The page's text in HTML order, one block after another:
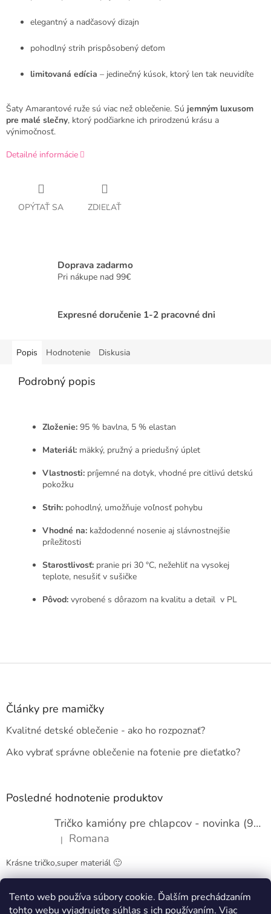
Tento web používa súbory cookie. Ďalším prechádzaním
tohto webu vyjadrujete súhlas s ich používaním. Viac
elegantný a nadčasový dizajn
pohodlný strih prispôsobený deťom
limitovaná edícia – jedinečný kúsok, ktorý len tak neuvidíte
Šaty Amarantové ruže sú viac než oblečenie. Sú jemným luxusom
pre malé slečny, ktorý podčiarkne ich prirodzenú krásu a
výnimočnosť.
Detailné informácie
OPÝTAŤ SA ZDIEĽAŤ
Doprava zadarmo
Pri nákupe nad 99€
Expresné doručenie 1-2 pracovné dni
Popis Hodnotenie Diskusia
Podrobný popis
Zloženie: 95 % bavlna, 5 % elastan
Materiál: mäkký, pružný a priedušný úplet
Vlastnosti: príjemné na dotyk, vhodné pre citlivú detskú
pokožku
Strih: pohodlný, umožňuje voľnosť pohybu
Vhodné na: každodenné nosenie aj slávnostnejšie
príležitosti
Starostlivosť: pranie pri 30 °C, nežehliť na vysokej
teplote, nesušiť v sušičke
Pôvod: vyrobené s dôrazom na kvalitu a detail v PL
Z
Články pre mamičky
Kvalitné detské oblečenie - ako ho rozpoznať?
Ako vybrať správne oblečenie na fotenie pre dieťatko?
Posledné hodnotenie produktov
Tričko kamióny pre chlapcov - novinka (98-134)
Hodnotenie produktu je 5 z 5 hviezdičiek.
| Romana
Krásne tričko,super materiál 🙂
Obchodné podmienky Kontakty